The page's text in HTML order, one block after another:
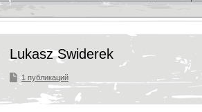
Lukasz Swiderek
1 публикаций